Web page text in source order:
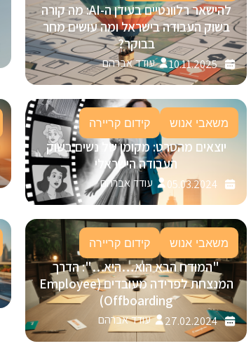
להישאר רלוונטיים בעידן ה-AI: מה קורה
בשוק העבודה בישראל ומה עושים מחר
בבוקר?
10.11.2025 עודד אברהם
משאבי אנוש קידום קריירה
יוצאים מהסרט: מקומן של נשים בשוק
העבודה הישראלי
05.03.2024 עודד אברהם
משאבי אנוש קידום קריירה
"המודח הבא הוא…היא…": הדרך
המנצחת לפרידה מעובדים (Employee
Offboarding)
27.02.2024 עודד אברהם